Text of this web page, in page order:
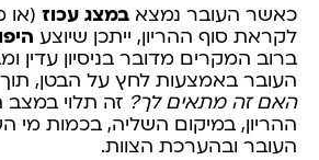
כאשר העובר נמצא במצג עכוז (או
לקראת סוף ההריון, ייתכן שיוצע
ברוב המקרים מדובר בניסיון עדין
העובר באמצעות לחץ על הבטן, תוך
האם זה מתאים לך? זה תלוי במצב
ההריון, במיקום השליה, בכמות מי
העובר ובהערכת הצוות.